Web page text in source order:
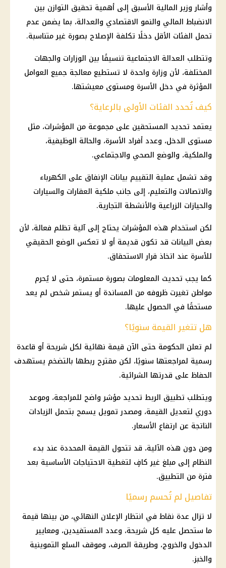
وأشار وزيرالمالية الأسبق إلى أهمية تحقيق التوازن بين
الانضباط المالي والنمو الاقتصادي والعدالة، بما يضمن عدم
تحمل الفئات الأقل دخلًا تكلفة الإصلاح بصورة غير متناسبة.
وتتطلب العدالة الاجتماعية تنسيقًا بين الوزارات والجهات
المختلفة، لأن وزارة واحدة لا تستطيع معالجة جميع العوامل
المؤثرة في دخل الأسرة ومستوى معيشتها.
كيف تُحدد الفئات الأولى بالرعاية؟
يعتمد تحديد المستحقين على مجموعة من المؤشرات، مثل
مستوى الدخل، وعدد أفراد الأسرة، والحالة الوظيفية،
والملكية، والوضع الصحي والاجتماعي.
وقد تشمل عملية التقييم بيانات الإنفاق على الكهرباء
والاتصالات والتعليم، إلى جانب ملكية العقارات والسيارات
والحيازات الزراعية والأنشطة التجارية.
لكن استخدام هذه المؤشرات يحتاج إلى آلية تظلم فعالة، لأن
بعض البيانات قد تكون قديمة أو لا تعكس الوضع الحقيقي
للأسرة عند اتخاذ قرار الاستحقاق.
كما يجب تحديث المعلومات بصورة مستمرة، حتى لا يُحرم
مواطن تغيرت ظروفه من المساندة أو يستمر شخص لم يعد
مستحقًا في الحصول عليها.
هل تتغير القيمة سنويًا؟
لم تعلن الحكومة حتى الآن قيمة نهائية لكل شريحة أو قاعدة
رسمية لمراجعتها سنويًا، لكن مقترح ربطها بالتضخم يستهدف
الحفاظ على قدرتها الشرائية.
ويتطلب تطبيق الربط تحديد مؤشر واضح للمراجعة، وموعد
دوري لتعديل القيمة، ومصدرتمويل يسمح بتحمل الزيادات
الناتجة عن ارتفاع الأسعار.
ومن دون هذه الآلية، قد تتحول القيمة المحددة عند بدء
النظام إلى مبلغ غير كافٍ لتغطية الاحتياجات الأساسية بعد
فترة من التطبيق.
تفاصيل لم تُحسم رسميًا
لا تزال عدة نقاط في انتظار الإعلان النهائي، من بينها قيمة
ما ستحصل عليه كل شريحة، وعدد المستفيدين، ومعايير
الدخول والخروج، وطريقة الصرف، وموقف السلع التموينية
والخبز.